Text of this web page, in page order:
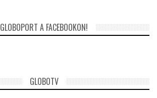
GLOBOPORT A FACEBOOKON!
GLOBOTV